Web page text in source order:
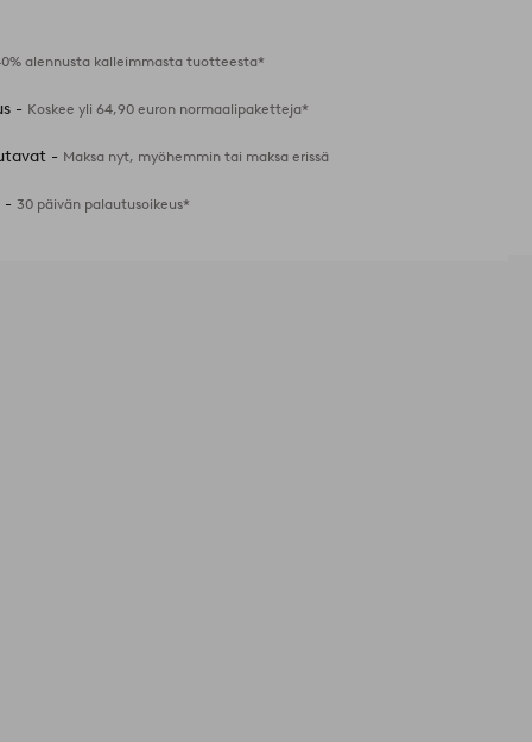
alennusta kalleimmasta tuotteesta*
- Koskee yli 64,90 euron normaalipaketteja*
- Maksa nyt, myöhemmin tai maksa erissä
-30 päivän palautusoikeus*